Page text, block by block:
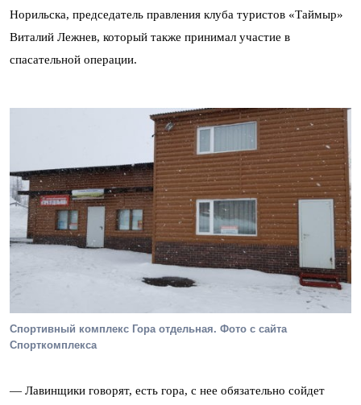
Норильска, председатель правления клуба туристов «Таймыр»
Виталий Лежнев, который также принимал участие в
спасательной операции.
Спортивный комплекс Гора отдельная. Фото с сайта
Спорткомплекса
— Лавинщики говорят, есть гора, с нее обязательно сойдет